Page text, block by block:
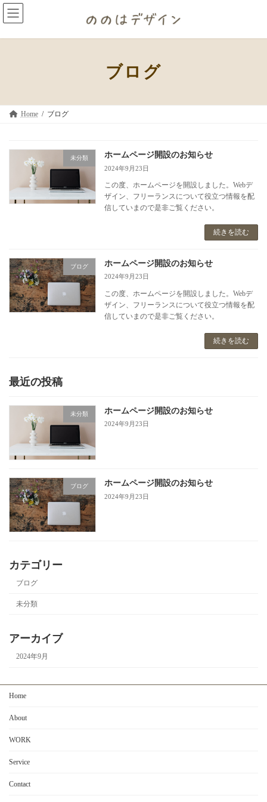
コ
ン
テ
ン
ナ
ビ
ゲ
ー
ブログ
Home ブログ
未分類 ホームページ開設のお知らせ
2024年9月23日
この度、ホームページを開設しました。Webデ
ザイン、フリーランスについて役立つ情報を配
信していまので是非ご覧ください。
続きを読む
ブログ ホームページ開設のお知らせ
2024年9月23日
この度、ホームページを開設しました。Webデ
ザイン、フリーランスについて役立つ情報を配
信していまので是非ご覧ください。
続きを読む
最近の投稿
未分類 ホームページ開設のお知らせ
2024年9月23日
ブログ ホームページ開設のお知らせ
2024年9月23日
カテゴリー
ブログ
未分類
アーカイブ
2024年9月
Home
About
WORK
Service
Contact